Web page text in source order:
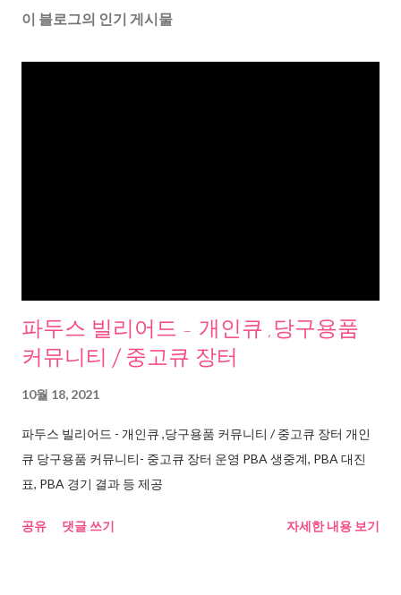
이 블로그의 인기 게시물
파두스 빌리어드 - 개인큐 ,당구용품
커뮤니티 / 중고큐 장터
10월 18, 2021
파두스 빌리어드 - 개인큐 ,당구용품 커뮤니티 / 중고큐 장터 개인
큐 당구용품 커뮤니티- 중고큐 장터 운영 PBA 생중계, PBA 대진
표, PBA 경기 결과 등 제공
공유 댓글 쓰기 자세한 내용 보기